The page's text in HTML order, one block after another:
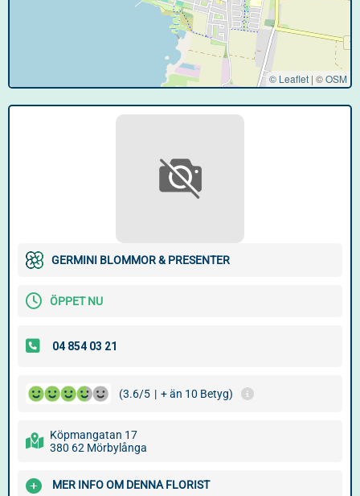
© Leaflet | ©OSM
GERMINI BLOMMOR & PRESENTER
ÖPPET NU
(3.6/5 | + än 10 Betyg)
Köpmangatan 17
380 62 Mörbylånga
MER INFO OM DENNA FLORIST